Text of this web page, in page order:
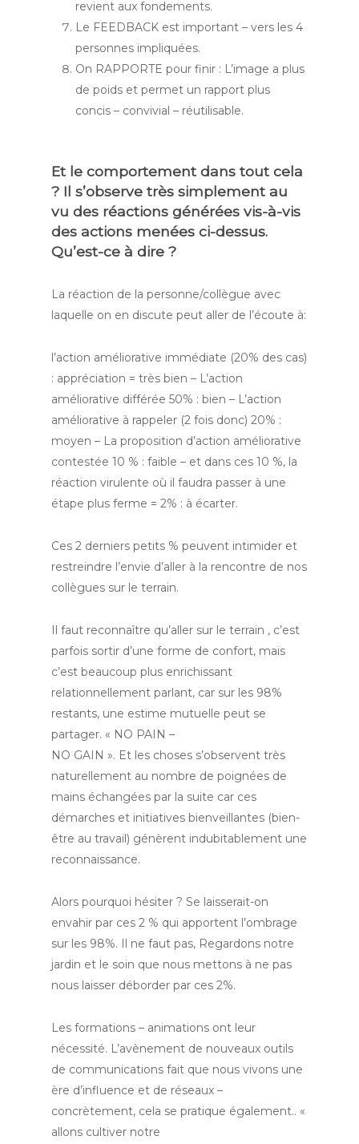
revient aux fondements.
Le FEEDBACK est important – vers les 4
personnes impliquées.
On RAPPORTE pour finir : L’image a plus
de poids et permet un rapport plus
concis – convivial – réutilisable.
Et le comportement dans tout cela
? Il s’observe très simplement au
vu des réactions générées vis-à-vis
des actions menées ci-dessus.
Qu’est-ce à dire ?
La réaction de la personne/collègue avec
laquelle on en discute peut aller de l’écoute à:
l’action améliorative immédiate (20% des cas)
: appréciation = très bien – L’action
améliorative différée 50% : bien – L’action
améliorative à rappeler (2 fois donc) 20% :
moyen – La proposition d’action améliorative
contestée 10 % : faible – et dans ces 10 %, la
réaction virulente où il faudra passer à une
étape plus ferme = 2% : à écarter.
Ces 2 derniers petits % peuvent intimider et
restreindre l’envie d’aller à la rencontre de nos
collègues sur le terrain.
Il faut reconnaître qu’aller sur le terrain , c’est
parfois sortir d’une forme de confort, mais
c’est beaucoup plus enrichissant
relationnellement parlant, car sur les 98%
restants, une estime mutuelle peut se
partager. « NO PAIN –
NO GAIN ». Et les choses s’observent très
naturellement au nombre de poignées de
mains échangées par la suite car ces
démarches et initiatives bienveillantes (bien-
être au travail) génèrent indubitablement une
reconnaissance.
Alors pourquoi hésiter ? Se laisserait-on
envahir par ces 2 % qui apportent l’ombrage
sur les 98%. Il ne faut pas, Regardons notre
jardin et le soin que nous mettons à ne pas
nous laisser déborder par ces 2%.
Les formations – animations ont leur
nécessité. L’avènement de nouveaux outils
de communications fait que nous vivons une
ère d’influence et de réseaux –
concrètement, cela se pratique également.. «
allons cultiver notre